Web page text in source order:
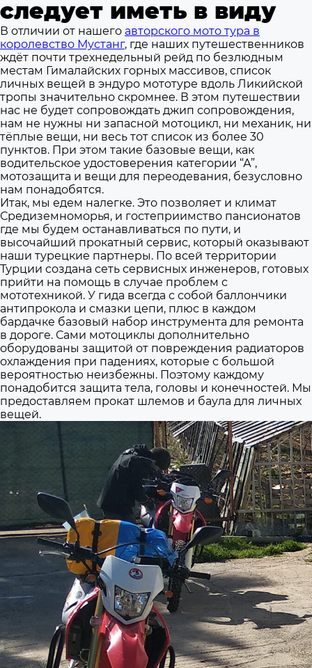
следует иметь в виду
В отличии от нашего авторского мото тура в
королевство Мустанг, где наших путешественников
ждёт почти трехнедельный рейд по безлюдным
местам Гималайских горных массивов, список
личных вещей в эндуро мототуре вдоль Ликийской
тропы значительно скромнее. В этом путешествии
нас не будет сопровождать джип сопровождения,
нам не нужны ни запасной мотоцикл, ни механик, ни
тёплые вещи, ни весь тот список из более 30
пунктов. При этом такие базовые вещи, как
водительское удостоверения категории “А”,
мотозащита и вещи для переодевания, безусловно
нам понадобятся.
Итак, мы едем налегке. Это позволяет и климат
Средиземноморья, и гостеприимство пансионатов
где мы будем останавливаться по пути, и
высочайший прокатный сервис, который оказывают
наши турецкие партнеры. По всей территории
Турции создана сеть сервисных инженеров, готовых
прийти на помощь в случае проблем с
мототехникой. У гида всегда с собой баллончики
антипрокола и смазки цепи, плюс в каждом
бардачке базовый набор инструмента для ремонта
в дороге. Сами мотоциклы дополнительно
оборудованы защитой от повреждения радиаторов
охлаждения при падениях, которые с большой
вероятностью неизбежны. Поэтому каждому
понадобится защита тела, головы и конечностей. Мы
предоставляем прокат шлемов и баула для личных
вещей.